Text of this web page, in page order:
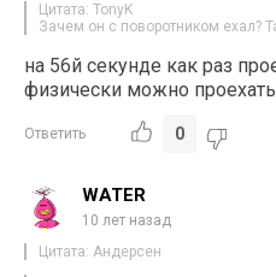
Цитата: TonyK
Зачем он с поворотником ехал?
на 56й секунде как раз
физически можно проехать
Ответить 0
WATER
10 лет назад
Цитата: Андерсен